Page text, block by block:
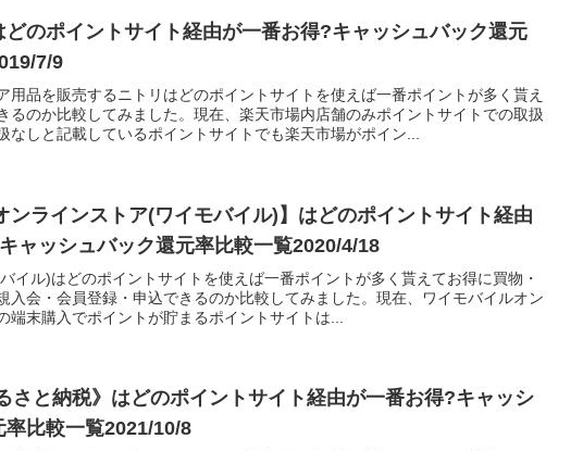
どのポイントサイト経由が一番お得?キャッシュバック還元
7/9
用品を販売するニトリはどのポイントサイトを使えば一番ポイントが多く貰え
るのか比較してみました。現在、楽天市場内店舗のみポイントサイトでの取扱
なしと記載しているポイントサイトでも楽天市場がポイン...
ンラインストア(ワイモバイル)】はどのポイントサイト経由
ャッシュバック還元率比較一覧2020/4/18
イル)はどのポイントサイトを使えば一番ポイントが多く貰えてお得に買物・
入会・会員登録・申込できるのか比較してみました。現在、ワイモバイルオン
端末購入でポイントが貯まるポイントサイトは...
さと納税》はどのポイントサイト経由が一番お得?キャッシ
率比較一覧2021/10/8